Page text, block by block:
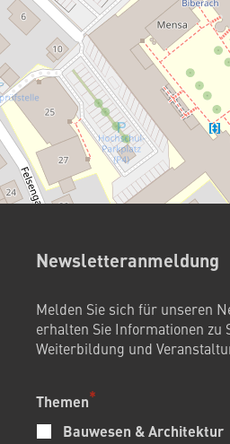
Newsletteranmeldung
Melden Sie sich für unseren
erhalten Sie Informationen zu
Weiterbildung und
Themen
Bauwesen & Architektur